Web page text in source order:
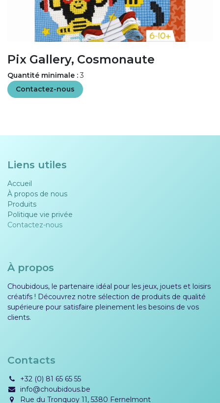
Pix Gallery, Cosmonaute
Quantité minimale : 3
Contactez-nous
Liens utiles
Accueil
À propos de nous
Produits
Politique vie privée​​
Contactez-nous
À propos
Choubidous, le partenaire idéal pour les jeux, jouets et loisirs
créatifs ! Découvrez notre sélection de produits de qualité
supérieure pour satisfaire pleinement les besoins de vos
clients.
Contacts
+32 (0) 81 65 65 55
info@choubidous.be
Rue du Tronquoy 11, 5380 Fernelmont